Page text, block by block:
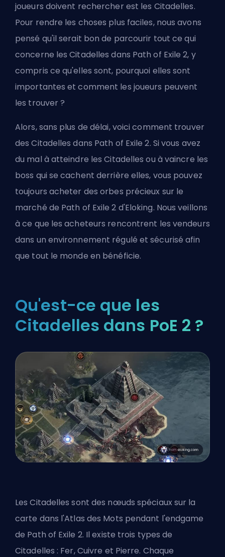
joueurs doivent rechercher est les Citadelles.
Pour rendre les choses plus faciles, nous avons
pensé qu'il serait bon de parcourir tout ce qui
concerne les Citadelles dans Path of Exile 2, y
compris ce qu'elles sont, pourquoi elles sont
importantes et comment les joueurs peuvent
les trouver ?
Alors, sans plus de délai, voici comment trouver
des Citadelles dans Path of Exile 2. Si vous avez
du mal à atteindre les Citadelles ou à vaincre les
boss qui se cachent derrière elles, vous pouvez
toujours acheter des orbes précieux sur le
marché de Path of Exile 2 d'Eloking. Nous veillons
à ce que les acheteurs rencontrent les vendeurs
dans un environnement régulé et sécurisé afin
que tout le monde en bénéficie.
Qu'est-ce que les
Citadelles dans PoE 2 ?
Les Citadelles sont des nœuds spéciaux sur la
carte dans l'Atlas des Mots pendant l'endgame
de Path of Exile 2. Il existe trois types de
Citadelles : Fer, Cuivre et Pierre. Chaque